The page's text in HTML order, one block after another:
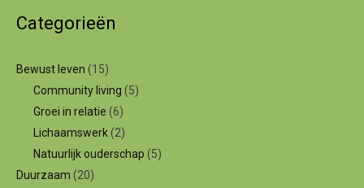
Categorieën
Bewust leven (15)
Community living (5)
Groei in relatie (6)
Lichaamswerk(2)
Natuurlijk ouderschap (5)
Duurzaam (20)